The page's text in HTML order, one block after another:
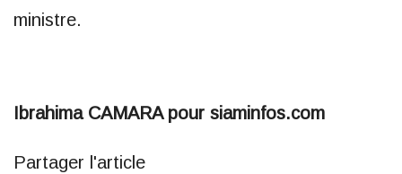
ministre.
Ibrahima CAMARA pour siaminfos.com
Partager l'article